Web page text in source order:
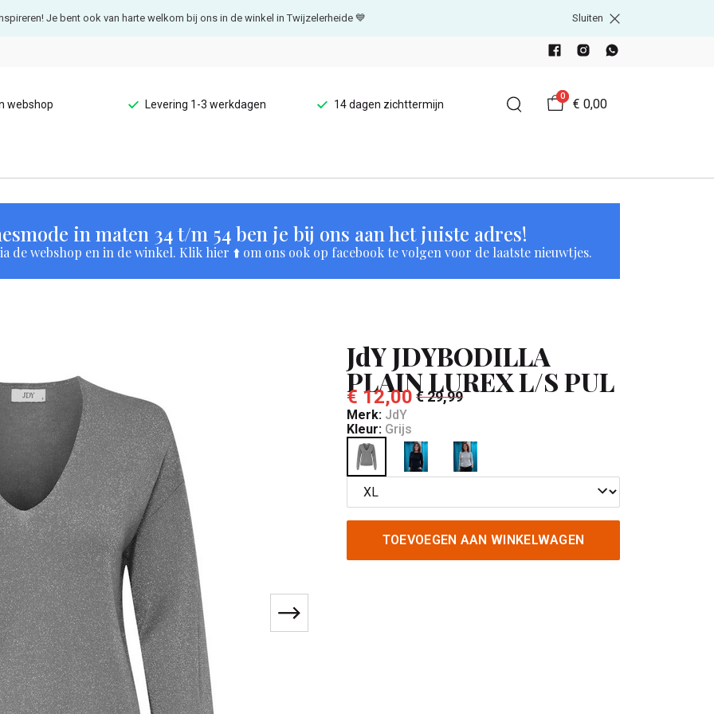
Je bent ook van harte welkom bij ons in de winkel in Twijzelerheide 💙 Sluiten
webshop Levering 1-3 werkdagen 14 dagen zichttermijn
0
€ 0,00
in maten 34 t/m 54 ben je bij ons aan het juiste adres!
de webshop en in de winkel. Klik hier ⬆️ om ons ook op facebook te volgen voor de laatste nieuwtjes.
JdY JDYBODILLA
PLAIN LUREX L/S PUL
€ 12,00 € 29,99
Merk: JdY
Kleur: Grijs
TOEVOEGEN AAN WINKELWAGEN